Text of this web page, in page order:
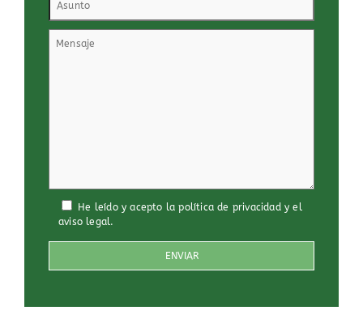
He leído y acepto la política de privacidad yel
aviso legal.